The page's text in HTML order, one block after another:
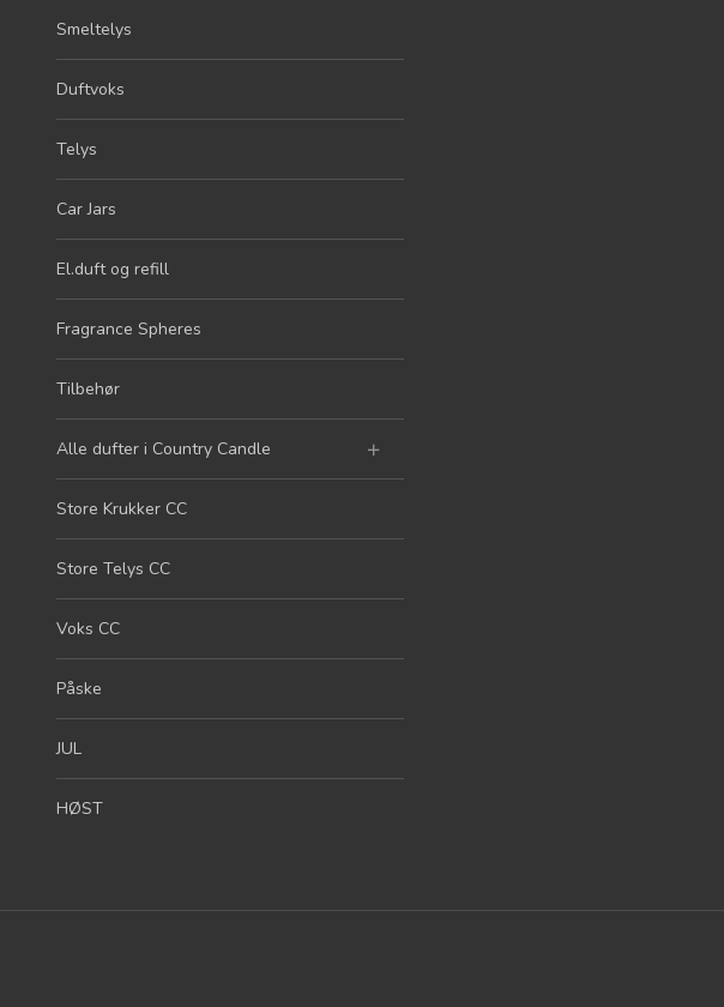
Smeltelys
Duftvoks
Telys
Car Jars
El.duft og refill
Fragrance Spheres
Tilbehør
Alle dufter i Country Candle
Store Krukker CC
Store Telys CC
Voks CC
Påske
JUL
HØST